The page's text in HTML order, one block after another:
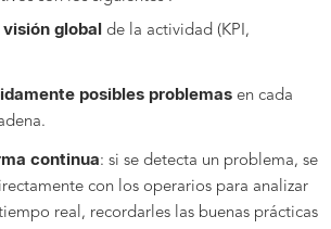
visión global de la actividad (KPI,
posibles problemas en cada
continua: si se detecta un problema, se
con los operarios para analizar
real, recordarles las buenas prácticas